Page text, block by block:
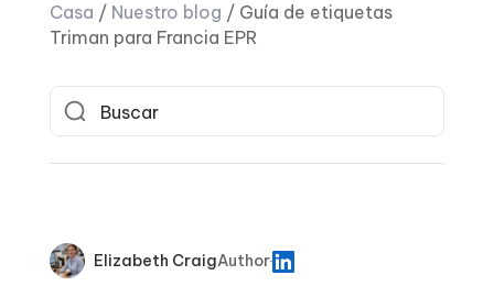
Casa / Nuestro blog / Guía de etiquetas
Triman para Francia EPR
Elizabeth CraigAuthor